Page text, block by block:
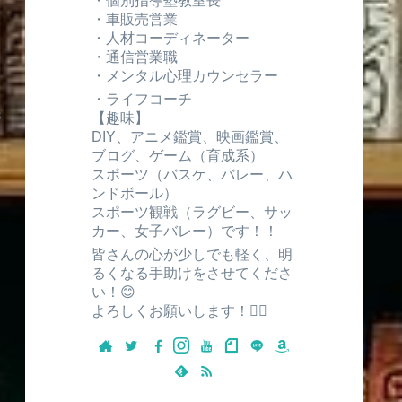
・車販売営業
・人材コーディネーター
・通信営業職
・メンタル心理カウンセラー
・ライフコーチ
【趣味】
DIY、アニメ鑑賞、映画鑑賞、
ブログ、ゲーム（育成系）
スポーツ（バスケ、バレー、ハ
ンドボール）
スポーツ観戦（ラグビー、サッ
カー、女子バレー）です！！
皆さんの心が少しでも軽く、明
るくなる手助けをさせてくださ
い！😊
よろしくお願いします！🙇‍♂️